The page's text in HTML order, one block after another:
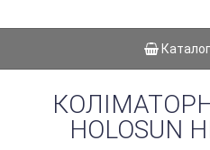
HOLOSUN